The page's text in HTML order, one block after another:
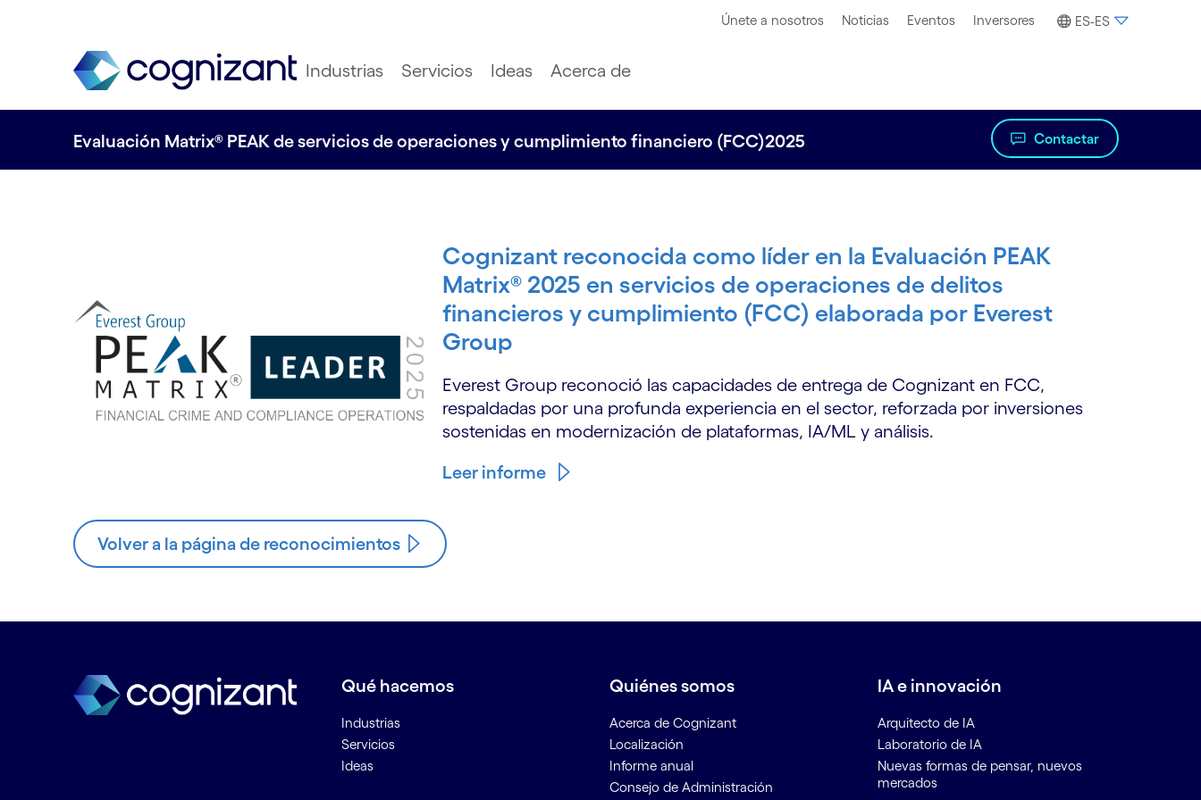
Únete a nosotros Noticias Eventos Inversores ES-ES
Industrias Servicios Ideas Acerca de
Evaluación Matrix® PEAK de servicios de operaciones y cumplimiento financiero (FCC)2025 Contactar
Cognizant reconocida como líder en la Evaluación PEAK
Matrix® 2025 en servicios de operaciones de delitos
financieros y cumplimiento (FCC) elaborada por Everest
Group
Everest Group reconoció las capacidades de entrega de Cognizant en FCC,
respaldadas por una profunda experiencia en el sector, reforzada por inversiones
sostenidas en modernización de plataformas, IA/ML y análisis.
Leer informe
Volver a la página de reconocimientos
Qué hacemos
Industrias
Servicios
Ideas
Quiénes somos
Acerca de Cognizant
Localización
Informe anual
Consejo de Administración
IA e innovación
Arquitecto de IA
Laboratorio de IA
Nuevas formas de pensar, nuevos
mercados